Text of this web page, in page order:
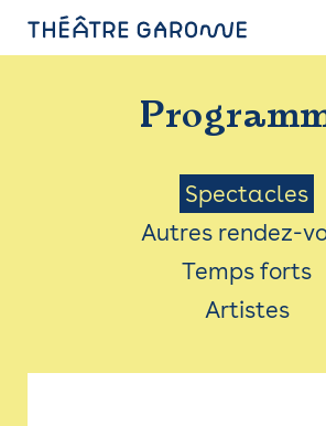
PROGRAMME
INFOS PRATIQUES
AVEC LES PUBLICS
ACCESSIBILITÉ
LES PRODUCTIONS
Menu
Saison
Spectacles
Autres rendez-
Temps forts
Artistes